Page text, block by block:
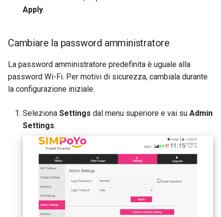
Apply.
Cambiare la password amministratore
La password amministratore predefinita è uguale alla
password Wi-Fi. Per motivi di sicurezza, cambiala durante
la configurazione iniziale.
Seleziona Settings dal menu superiore e vai su Admin
Settings.